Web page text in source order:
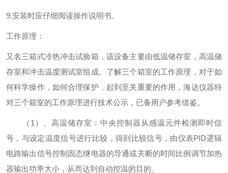
9.安装时应仔细阅读操作说明书。
工作原理：
又名三箱式冷热冲击试验箱，该设备主要由低温储存室，高温储
存室和冲击温度测试室组成。了解三个箱室的工作原理，对于如
何科学操作，如何合理保护，起到至关重要的作用，海达仪器特
对三个箱室的工作原理进行技术公示，已备用户参考借鉴。
（1）、高温储存室：中央控制器从感温元件检测即时信
号，与设定温度信号进行比较，得到比较信号，由仪表PID逻辑
电路输出信号控制固态继电器的导通或关断的时间比例调节加热
器输出功率大小，从而达到自动控温的目的。